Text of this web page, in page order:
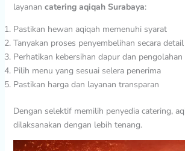
layanan catering aqiqah Surabaya:
Pastikan hewan aqiqah memenuhi syarat
Tanyakan proses penyembelihan secara detail
Perhatikan kebersihan dapur dan pengolahan
Pilih menu yang sesuai selera penerima
Pastikan harga dan layanan transparan
Dengan selektif memilih penyedia catering,
dilaksanakan dengan lebih tenang.